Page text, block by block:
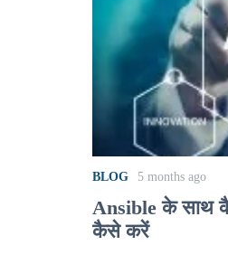
BLOG 5 months ago
Ansible के साथ
कैसे करें